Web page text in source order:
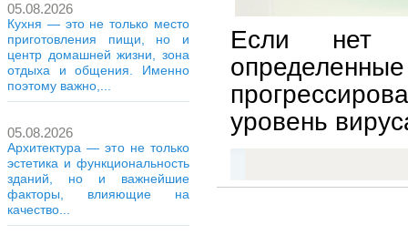
05.08.2026
Кухня — это не только место
приготовления пищи, но и
центр домашней жизни, зона
отдыха и общения. Именно
поэтому важно,...
05.08.2026
Архитектура — это не только
эстетика и функциональность
зданий, но и важнейшие
факторы, влияющие на
качество...
Если нет
уровень